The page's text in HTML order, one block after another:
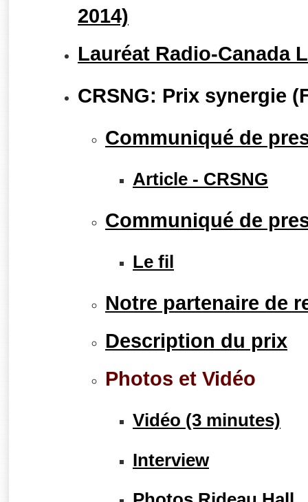
2014)
Lauréat Radio-Canada
CRSNG: Prix synergie
Communiqué de
Article - CRSNG
Communiqué de
Le fil
Notre partenaire de
Description du prix
Photos et Vidéo
Vidéo (3 minutes)
Interview